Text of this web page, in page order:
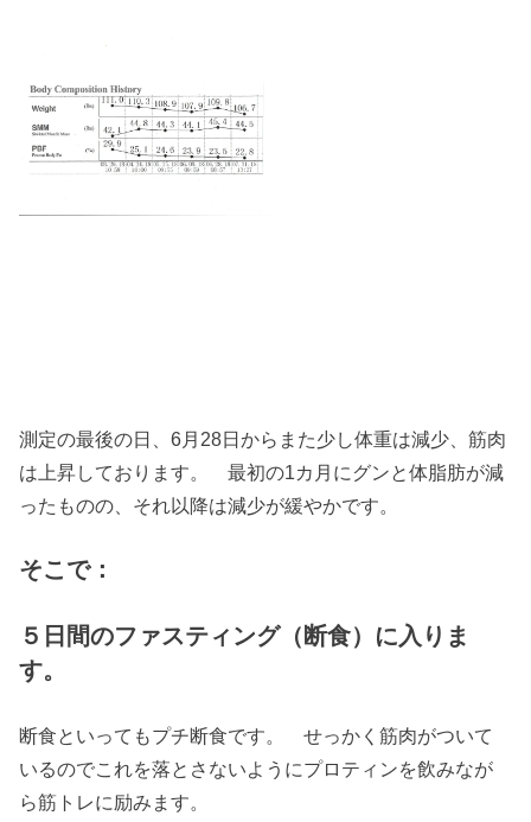
測定の最後の日、6月28日からまた少し体重は減少、筋肉
は上昇しております。 最初の1カ月にグンと体脂肪が減
ったものの、それ以降は減少が緩やかです。
そこで：
５日間のファスティング（断食）に入りま
す。
断食といってもプチ断食です。 せっかく筋肉がついて
いるのでこれを落とさないようにプロティンを飲みなが
ら筋トレに励みます。